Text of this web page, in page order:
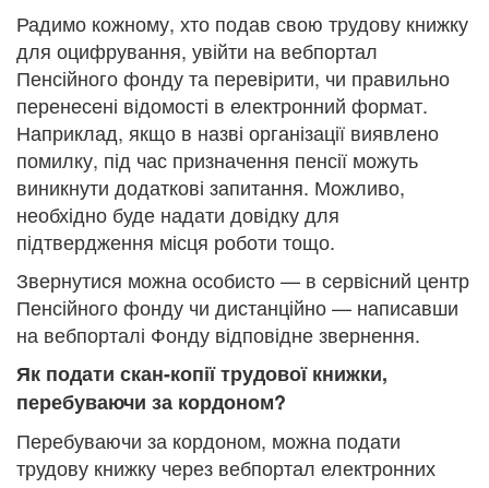
Радимо кожному, хто подав свою трудову книжку
для оцифрування, увійти на вебпортал
Пенсійного фонду та перевірити, чи правильно
перенесені відомості в електронний формат.
Наприклад, якщо в назві організації виявлено
помилку, під час призначення пенсії можуть
виникнути додаткові запитання. Можливо,
необхідно буде надати довідку для
підтвердження місця роботи тощо.
Звернутися можна особисто — в сервісний центр
Пенсійного фонду чи дистанційно — написавши
на вебпорталі Фонду відповідне звернення.
Як подати скан-копії трудової книжки,
перебуваючи за кордоном?
Перебуваючи за кордоном, можна подати
трудову книжку через вебпортал електронних